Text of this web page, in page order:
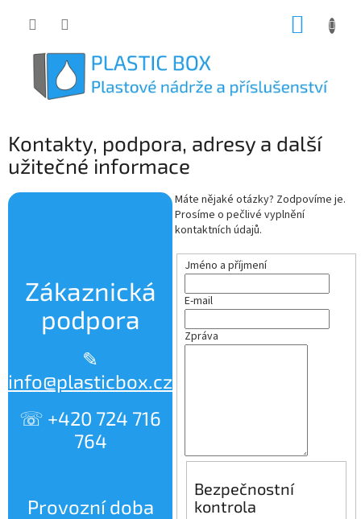
Kontakty, podpora, adresy a další
užitečné informace
Zákaznická
podpora
✎
info@plasticbox.cz
☏ +420 724 716
764
Provozní doba
Máte nějaké otázky? Zodpovíme je.
Prosíme o pečlivé vyplnění
kontaktních údajů.
Jméno a příjmení
E-mail
Zpráva
Bezpečnostní
kontrola